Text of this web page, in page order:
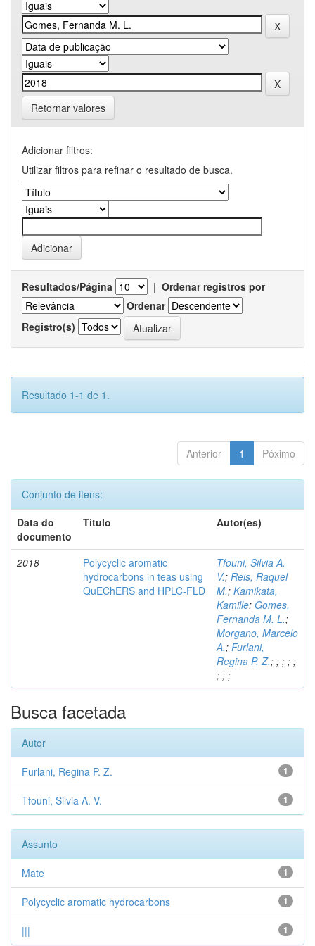
Retornar valores
Adicionar filtros:
Utilizar filtros para refinar o resultado de busca.
Resultados/Página | Ordenar registros por
Ordenar
Registro(s)
Resultado 1-1 de 1.
Anterior 1 Póximo
Conjunto de itens:
Data do
documento
Título Autor(es)
2018
Polycyclic aromatic
hydrocarbons in teas using
QuEChERS and HPLC-FLD
Tfouni, Silvia A.
V.; Reis, Raquel
M.; Kamikata,
Kamille; Gomes,
Fernanda M. L.;
Morgano, Marcelo
A.; Furlani,
Regina P. Z.; ; ; ; ;
; ; ;
Busca facetada
Autor
1
Furlani, Regina P. Z.
1
Tfouni, Silvia A. V.
Assunto
1
Mate
1
Polycyclic aromatic hydrocarbons
1
|||